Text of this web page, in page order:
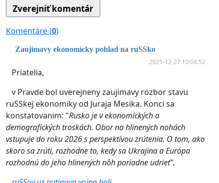
Komentáre (0)
Zaujimavy ekonomicky pohlad na ruSSko
2025-12-27 10:04:52
Priatelia,
v Pravde bol uverejneny zaujimavy rozbor stavu
ruSSkej ekonomiky od Juraja Mesika. Konci sa
konstatovanim: "Rusko je v ekonomických a
demografických troskách. Obor na hlinených nohách
vstupuje do roku 2026 s perspektívou zrútenia. O tom, ako
skoro sa zrúti, rozhodne to, kedy sa Ukrajina a Európa
rozhodnú do jeho hlinených nôh poriadne udrieť".